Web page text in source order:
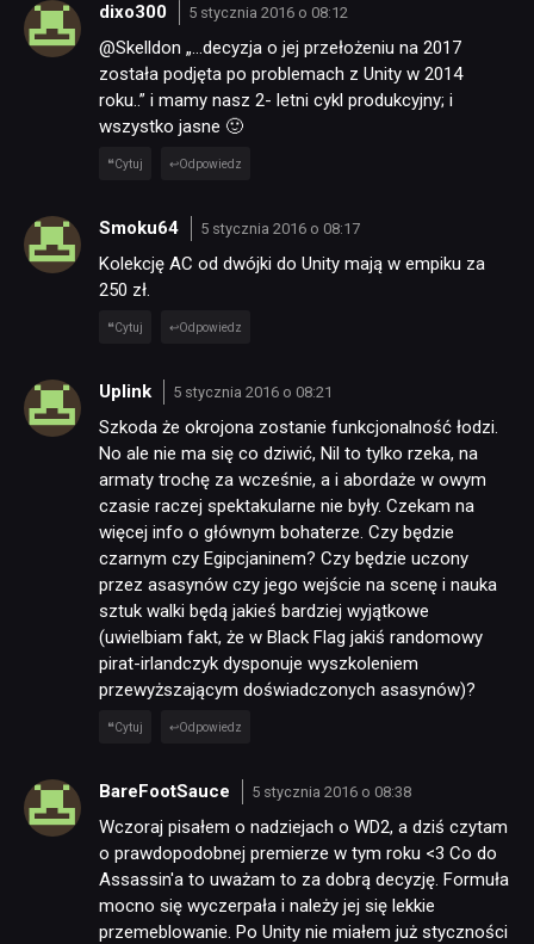
dixo300 5 stycznia 2016 o 08:12
@Skelldon „…decyzja o jej przełożeniu na 2017
została podjęta po problemach z Unity w 2014
roku..” i mamy nasz 2- letni cykl produkcyjny; i
wszystko jasne 🙂
Cytuj Odpowiedz
Smoku64 5 stycznia 2016 o 08:17
Kolekcję AC od dwójki do Unity mają w empiku za
250 zł.
Cytuj Odpowiedz
Uplink 5 stycznia 2016 o 08:21
Szkoda że okrojona zostanie funkcjonalność łodzi.
No ale nie ma się co dziwić, Nil to tylko rzeka, na
armaty trochę za wcześnie, a i abordaże w owym
czasie raczej spektakularne nie były. Czekam na
więcej info o głównym bohaterze. Czy będzie
czarnym czy Egipcjaninem? Czy będzie uczony
przez asasynów czy jego wejście na scenę i nauka
sztuk walki będą jakieś bardziej wyjątkowe
(uwielbiam fakt, że w Black Flag jakiś randomowy
pirat-irlandczyk dysponuje wyszkoleniem
przewyższającym doświadczonych asasynów)?
Cytuj Odpowiedz
BareFootSauce 5 stycznia 2016 o 08:38
Wczoraj pisałem o nadziejach o WD2, a dziś czytam
o prawdopodobnej premierze w tym roku <3 Co do
Assassin'a to uważam to za dobrą decyzję. Formuła
mocno się wyczerpała i należy jej się lekkie
przemeblowanie. Po Unity nie miałem już styczności